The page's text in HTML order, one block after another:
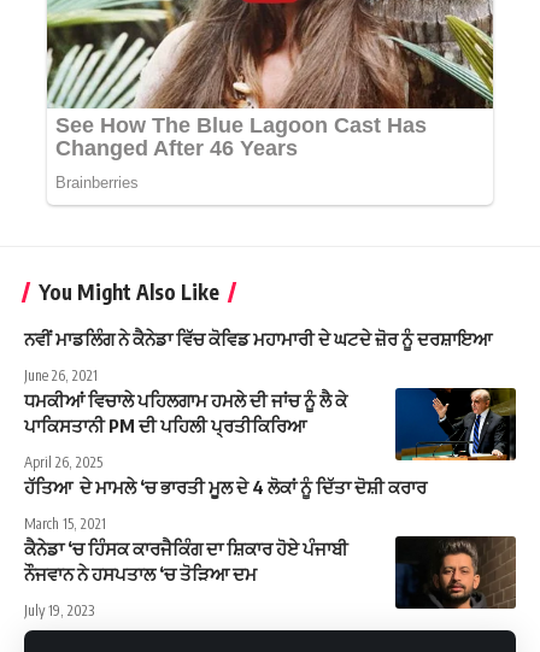
You Might Also Like
ਨਵੀਂ ਮਾਡਲਿੰਗ ਨੇ ਕੈਨੇਡਾ ਵਿੱਚ ਕੋਵਿਡ ਮਹਾਮਾਰੀ ਦੇ ਘਟਦੇ ਜ਼ੋਰ ਨੂੰ ਦਰਸ਼ਾਇਆ
June 26, 2021
ਧਮਕੀਆਂ ਵਿਚਾਲੇ ਪਹਿਲਗਾਮ ਹਮਲੇ ਦੀ ਜਾਂਚ ਨੂੰ ਲੈ ਕੇ
ਪਾਕਿਸਤਾਨੀ PM ਦੀ ਪਹਿਲੀ ਪ੍ਰਤੀਕਿਰਿਆ
April 26, 2025
ਹੱਤਿਆ ਦੇ ਮਾਮਲੇ ‘ਚ ਭਾਰਤੀ ਮੂਲ ਦੇ 4 ਲੋਕਾਂ ਨੂੰ ਦਿੱਤਾ ਦੋਸ਼ੀ ਕਰਾਰ
March 15, 2021
ਕੈਨੇਡਾ ‘ਚ ਹਿੰਸਕ ਕਾਰਜੈਕਿੰਗ ਦਾ ਸ਼ਿਕਾਰ ਹੋਏ ਪੰਜਾਬੀ
ਨੌਜਵਾਨ ਨੇ ਹਸਪਤਾਲ ‘ਚ ਤੋੜਿਆ ਦਮ
July 19, 2023